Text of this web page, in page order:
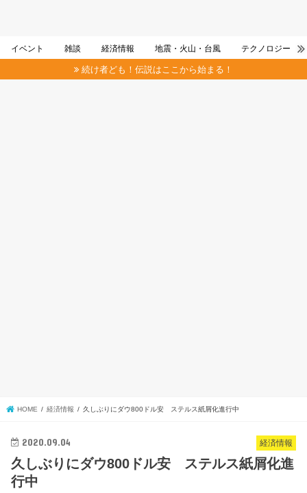
イベント 雑談 経済情報 地震・火山・台風 テクノロジー
続け者ども！伝説はここから始まる！
HOME 経済情報 久しぶりにダウ800ドル安 ステルス紙屑化進行中
経済情報
2020.09.04
久しぶりにダウ800ドル安 ステルス紙屑化進
行中